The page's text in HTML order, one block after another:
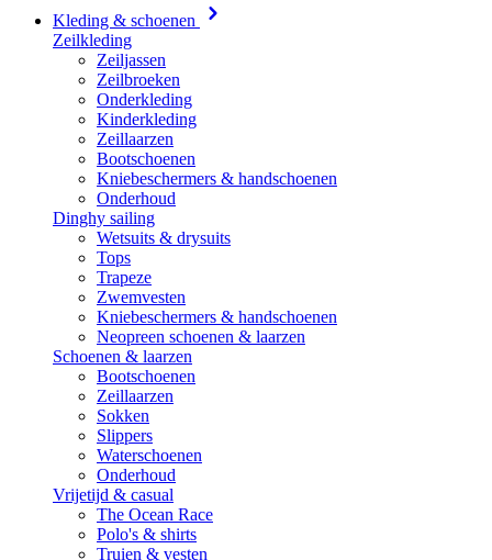
Kleding & schoenen
Zeilkleding
Zeiljassen
Zeilbroeken
Onderkleding
Kinderkleding
Zeillaarzen
Bootschoenen
Kniebeschermers & handschoenen
Onderhoud
Dinghy sailing
Wetsuits & drysuits
Tops
Trapeze
Zwemvesten
Kniebeschermers & handschoenen
Neopreen schoenen & laarzen
Schoenen & laarzen
Bootschoenen
Zeillaarzen
Sokken
Slippers
Waterschoenen
Onderhoud
Vrijetijd & casual
The Ocean Race
Polo's & shirts
Truien & vesten